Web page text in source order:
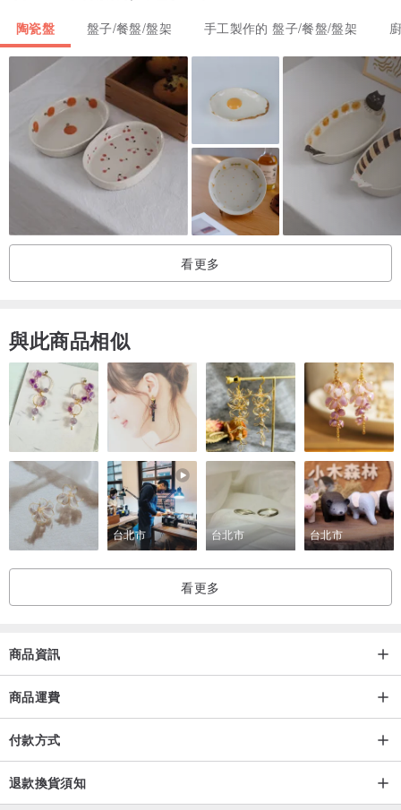
陶瓷盤 盤子/餐盤/盤架 手工製作的 盤子/餐盤/盤架
看更多
與此商品相似
台北市 台北市 台北市
看更多
商品資訊
商品運費
付款方式
退款換貨須知